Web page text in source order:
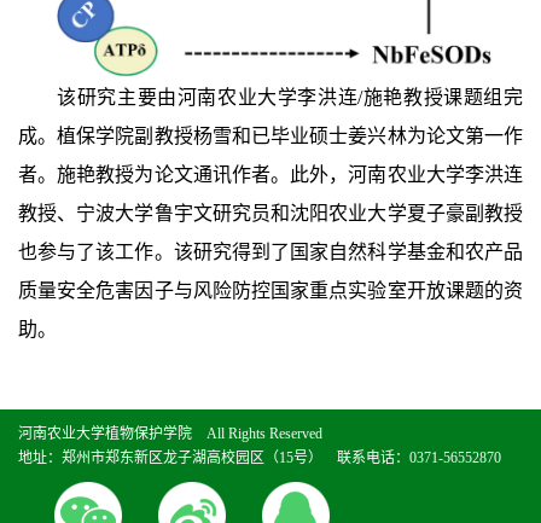
该研究主要由河南农业大学李洪连/施艳教授课题组完
成。植保学院副教授杨雪和已毕业硕士姜兴林为论文第一作
者。施艳教授为论文通讯作者。此外，河南农业大学李洪连
教授、宁波大学鲁宇文研究员和沈阳农业大学夏子豪副教授
也参与了该工作。该研究得到了国家自然科学基金和农产品
质量安全危害因子与风险防控国家重点实验室开放课题的资
助。
河南农业大学植物保护学院 All Rights Reserved
地址：郑州市郑东新区龙子湖高校园区（15号） 联系电话：0371-56552870